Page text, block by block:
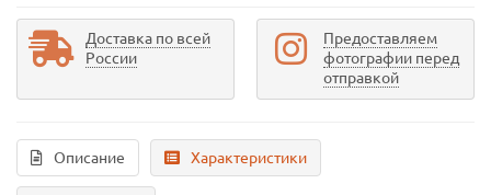
Доставка по всей
России
Предоставляем
фотографии перед
отправкой
Описание Характеристики